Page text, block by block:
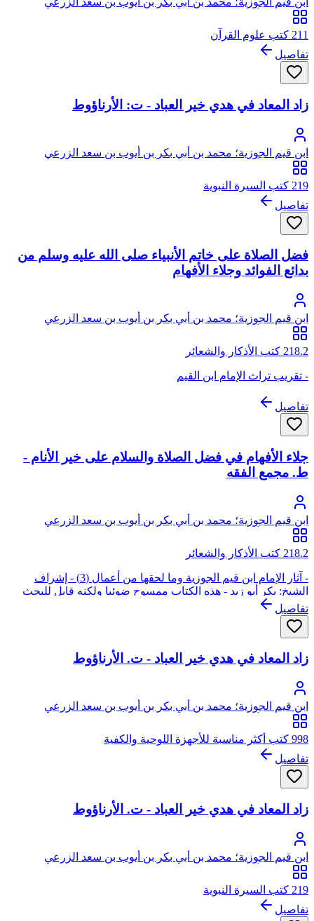
الدمشقي، أبو عبد الله، شمس الدين
211 كتب علوم القرآن
تفاصيل
زاد المعاد في هدي خير العباد - ت: الأرناؤوط
ابن قيم الجوزية؛ محمد بن أبي بكر بن أيوب بن سعد الزرعي
الدمشقي، أبو عبد الله، شمس الدين
219 كتب السيرة النبوية
تفاصيل
فضل الصلاة على خاتم الأنبياء صلى الله عليه وسلم من
بدائع الفوائد وجلاء الأفهام
ابن قيم الجوزية؛ محمد بن أبي بكر بن أيوب بن سعد الزرعي
الدمشقي، أبو عبد الله، شمس الدين
218.2 كتب الأذكار والشعائر
- تقريب تراث الإمام ابن القيم
تفاصيل
جلاء الأفهام في فضل الصلاة والسلام على خير الأنام -
ط. مجمع الفقه
ابن قيم الجوزية؛ محمد بن أبي بكر بن أيوب بن سعد الزرعي
الدمشقي، أبو عبد الله، شمس الدين
218.2 كتب الأذكار والشعائر
- آثار الإمام ابن قيم الجوزية وما لحقها من أعمال (3) - إشراف
الشيخ: بكر أبو زيد - هذه الكتاب ممسوح ضوئيا ولكنه قابل للبحث
والنسخ
تفاصيل
زاد المعاد في هدي خير العباد - ت. الأرناؤوط
ابن قيم الجوزية؛ محمد بن أبي بكر بن أيوب بن سعد الزرعي
الدمشقي، أبو عبد الله، شمس الدين
998 كتب أكثر مناسبة للأجهزة اللوحية والكفية
تفاصيل
زاد المعاد في هدي خير العباد - ت. الأرناؤوط
ابن قيم الجوزية؛ محمد بن أبي بكر بن أيوب بن سعد الزرعي
الدمشقي، أبو عبد الله، شمس الدين
219 كتب السيرة النبوية
تفاصيل